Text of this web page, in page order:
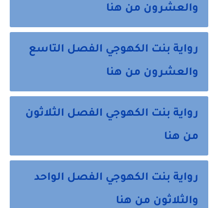
والعشرون من هنا
رواية بنت الكهوجي الفصل التاسع
والعشرون من هنا
رواية بنت الكهوجي الفصل الثلاثون
من هنا
رواية بنت الكهوجي الفصل الواحد
والثلاثون من هنا